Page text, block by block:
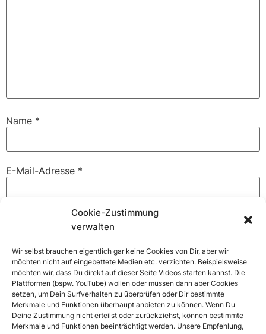
Cookie-Zustimmung
verwalten
Wir selbst brauchen eigentlich gar keine Cookies von Dir, aber wir
möchten nicht auf eingebettete Medien etc. verzichten. Beispielsweise
möchten wir, dass Du direkt auf dieser Seite Videos starten kannst. Die
Plattformen (bspw. YouTube) wollen oder müssen dann aber Cookies
setzen, um Dein Surfverhalten zu überprüfen oder Dir bestimmte
Merkmale und Funktionen überhaupt anbieten zu können. Wenn Du
Deine Zustimmung nicht erteilst oder zurückziehst, können bestimmte
Merkmale und Funktionen beeinträchtigt werden. Unsere Empfehlung,
Name *
E-Mail-Adresse *
Name, E-Mail-Adresse und Website in diesem Browser
für meinen nächsten Kommentar speichern.